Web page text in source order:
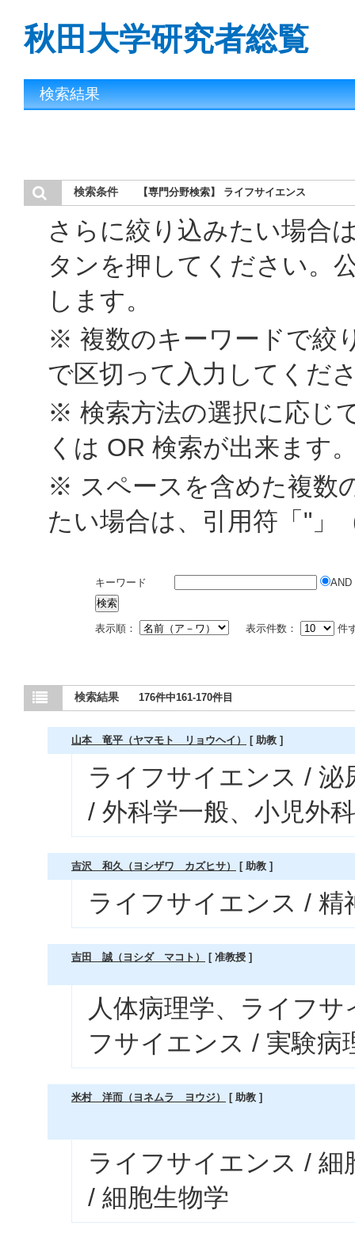
秋田大学研究者総覧
検索結果
検索条件 【専門分野検索】 ライフサイエンス
さらに絞り込みたい場合
タンを押してください。
します。
※ 複数のキーワードで絞
で区切って入力してくだ
※ 検索方法の選択に応じ
くは OR 検索が出来ます
※ スペースを含めた複数
たい場合は、引用符「"」
キーワード AND
表示順： 表示件数： 件
検索結果 176件中161-170件目
山本 竜平（ヤマモト リョウヘイ） [ 助教 ]
ライフサイエンス /
/ 外科学一般、小児外
吉沢 和久（ヨシザワ カズヒサ） [ 助教 ]
ライフサイエンス / 精
吉田 誠（ヨシダ マコト） [ 准教授 ]
人体病理学、ライフ
フサイエンス / 実験病
米村 洋而（ヨネムラ ヨウジ） [ 助教 ]
ライフサイエンス /
/ 細胞生物学